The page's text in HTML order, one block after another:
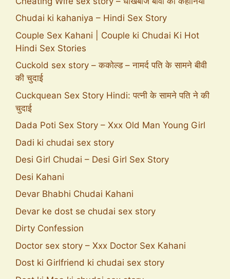
Chudai ki kahaniya – Hindi Sex Story
Couple Sex Kahani | Couple ki Chudai Ki Hot
Hindi Sex Stories
Cuckold sex story – ककोल्ड – नामर्द पति के सामने बीवी
की चुदाई
Cuckquean Sex Story Hindi: पत्नी के सामने पति ने की
चुदाई
Dada Poti Sex Story – Xxx Old Man Young Girl
Dadi ki chudai sex story
Desi Girl Chudai – Desi Girl Sex Story
Desi Kahani
Devar Bhabhi Chudai Kahani
Devar ke dost se chudai sex story
Dirty Confession
Doctor sex story – Xxx Doctor Sex Kahani
Dost ki Girlfriend ki chudai sex story